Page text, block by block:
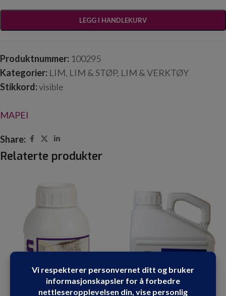
LEGG I HANDLEKURV
Produktnummer: 100295
Kategorier: LIM, LIM & STØP, LIM & VERKTØY
Stikkord:visible
MAPEI
Share:
Relaterte produkter